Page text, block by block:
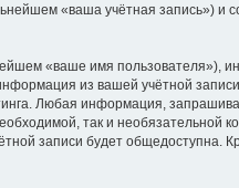
«ваша учётная запись») и
«ваше имя пользователя»),
из вашей учётной
Любая информация,
так и необязательной
записи будет общедоступна.